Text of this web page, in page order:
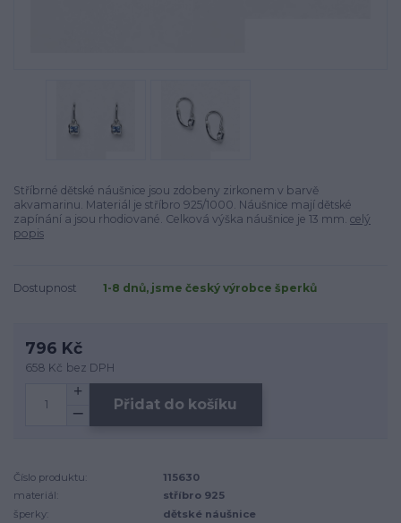
Stříbrné dětské náušnice jsou zdobeny zirkonem v barvě
akvamarinu. Materiál je stříbro 925/1000. Náušnice mají dětské
zapínání a jsou rhodiované. Celková výška náušnice je 13 mm. celý
popis
Dostupnost 1-8 dnů, jsme český výrobce šperků
796 Kč
658 Kč bez DPH
Přidat do košíku
Číslo produktu:
115630
materiál:
stříbro 925
šperky:
dětské náušnice